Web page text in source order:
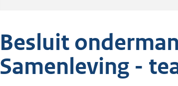
Besluit
Samenleving -